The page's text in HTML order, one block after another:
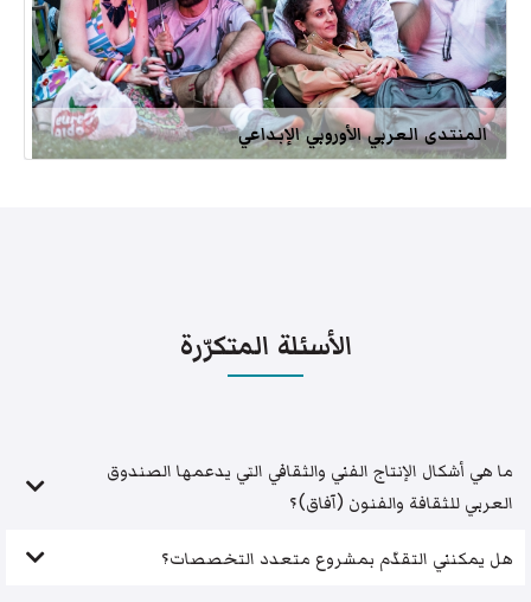
المنتدى العربي الأوروبي الإبداعي
الأسئلة المتكرّرة
ما هي أشكال الإنتاج الفني والثقافي التي يدعمها الصندوق
العربي للثقافة والفنون (آفاق)؟
هل يمكنني التقدّم بمشروع متعدد التخصصات؟